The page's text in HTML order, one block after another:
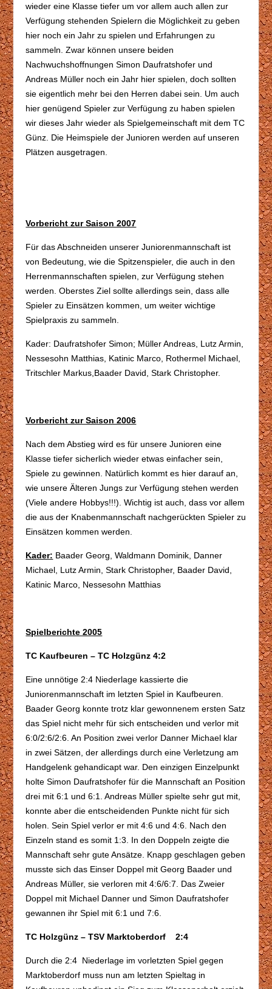
wieder eine Klasse tiefer um vor allem auch allen zur
Verfügung stehenden Spielern die Möglichkeit zu geben
hier noch ein Jahr zu spielen und Erfahrungen zu
sammeln. Zwar können unsere beiden
Nachwuchshoffnungen Simon Daufratshofer und
Andreas Müller noch ein Jahr hier spielen, doch sollten
sie eigentlich mehr bei den Herren dabei sein. Um auch
hier genügend Spieler zur Verfügung zu haben spielen
wir dieses Jahr wieder als Spielgemeinschaft mit dem TC
Günz. Die Heimspiele der Junioren werden auf unseren
Plätzen ausgetragen.
Vorbericht zur Saison 2007
Für das Abschneiden unserer Juniorenmannschaft ist
von Bedeutung, wie die Spitzenspieler, die auch in den
Herrenmannschaften spielen, zur Verfügung stehen
werden. Oberstes Ziel sollte allerdings sein, dass alle
Spieler zu Einsätzen kommen, um weiter wichtige
Spielpraxis zu sammeln.
Kader: Daufratshofer Simon; Müller Andreas, Lutz Armin,
Nessesohn Matthias, Katinic Marco, Rothermel Michael,
Tritschler Markus,Baader David, Stark Christopher.
Vorbericht zur Saison 2006
Nach dem Abstieg wird es für unsere Junioren eine
Klasse tiefer sicherlich wieder etwas einfacher sein,
Spiele zu gewinnen. Natürlich kommt es hier darauf an,
wie unsere Älteren Jungs zur Verfügung stehen werden
(Viele andere Hobbys!!!). Wichtig ist auch, dass vor allem
die aus der Knabenmannschaft nachgerückten Spieler zu
Einsätzen kommen werden.
Kader: Baader Georg, Waldmann Dominik, Danner
Michael, Lutz Armin, Stark Christopher, Baader David,
Katinic Marco, Nessesohn Matthias
Spielberichte 2005
TC Kaufbeuren – TC Holzgünz 4:2
Eine unnötige 2:4 Niederlage kassierte die
Juniorenmannschaft im letzten Spiel in Kaufbeuren.
Baader Georg konnte trotz klar gewonnenem ersten Satz
das Spiel nicht mehr für sich entscheiden und verlor mit
6:0/2:6/2:6. An Position zwei verlor Danner Michael klar
in zwei Sätzen, der allerdings durch eine Verletzung am
Handgelenk gehandicapt war. Den einzigen Einzelpunkt
holte Simon Daufratshofer für die Mannschaft an Position
drei mit 6:1 und 6:1. Andreas Müller spielte sehr gut mit,
konnte aber die entscheidenden Punkte nicht für sich
holen. Sein Spiel verlor er mit 4:6 und 4:6. Nach den
Einzeln stand es somit 1:3. In den Doppeln zeigte die
Mannschaft sehr gute Ansätze. Knapp geschlagen geben
musste sich das Einser Doppel mit Georg Baader und
Andreas Müller, sie verloren mit 4:6/6:7. Das Zweier
Doppel mit Michael Danner und Simon Daufratshofer
gewannen ihr Spiel mit 6:1 und 7:6.
TC Holzgünz – TSV Marktoberdorf 2:4
Durch die 2:4 Niederlage im vorletzten Spiel gegen
Marktoberdorf muss nun am letzten Spieltag in